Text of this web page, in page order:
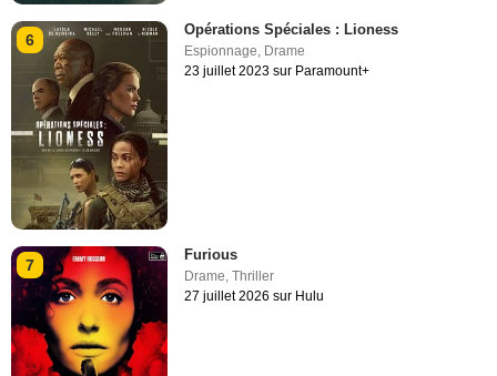
6
Opérations Spéciales : Lioness
Espionnage, Drame
23 juillet 2023 sur Paramount+
7
Furious
Drame,Thriller
27 juillet 2026 sur Hulu